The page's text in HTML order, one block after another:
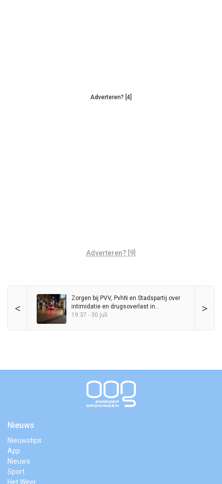
Adverteren? [4]
Adverteren? [9]
< >
Zorgen bij PVV, PvhN en Stadspartij over
intimidatie en drugsoverlast in
binnenstad
19:37 - 30 juli
Nieuws
Nieuwstips
App
Nieuws
Sport
Het Weer